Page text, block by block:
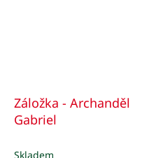
Záložka - Archanděl
Gabriel
Skladem